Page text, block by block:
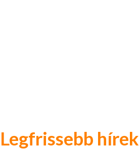
Legfrissebb hírek